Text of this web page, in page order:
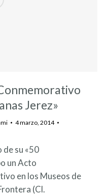
Jerez»
4 marzo, 2014
su «50
un Acto
en los Museos de
(Cl.